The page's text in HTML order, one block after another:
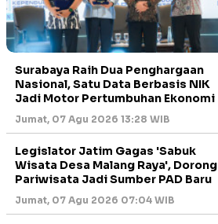
Surabaya Raih Dua Penghargaan
Nasional, Satu Data Berbasis NIK
Jadi Motor Pertumbuhan Ekonomi
Jumat, 07 Agu 2026 13:28 WIB
Legislator Jatim Gagas 'Sabuk
Wisata Desa Malang Raya', Dorong
Pariwisata Jadi Sumber PAD Baru
Jumat, 07 Agu 2026 07:04 WIB